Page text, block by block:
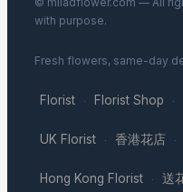
with purpose.
Fresh flowers, same-day
Florist · Florist Shop ·
UK Florist · 香港花店 ·
Hong Kong Florist · 送